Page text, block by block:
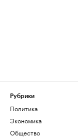
Рубрики
Политика
Экономика
Общество